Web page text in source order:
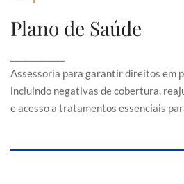
Plano de Saúde
Assessoria para garantir direitos em
incluindo negativas de cobertura,
e acesso a tratamentos essenciais
Plano de Saúde
reajustes indevidos e acesso a